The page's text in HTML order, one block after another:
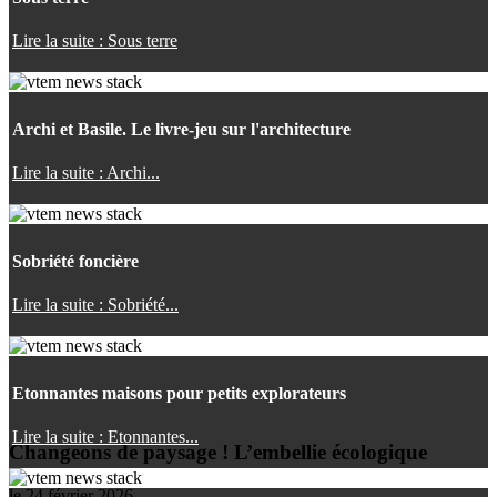
Lire la suite : Sous terre
Archi et Basile. Le livre-jeu sur l'architecture
Lire la suite : Archi...
Sobriété foncière
Lire la suite : Sobriété...
Etonnantes maisons pour petits explorateurs
Lire la suite : Etonnantes...
Changeons de paysage ! L’embellie écologique